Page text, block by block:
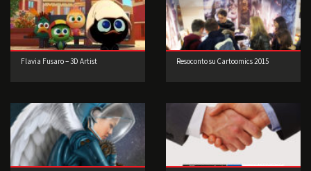
Flavia Fusaro – 3D Artist Resoconto su Cartoomics 2015